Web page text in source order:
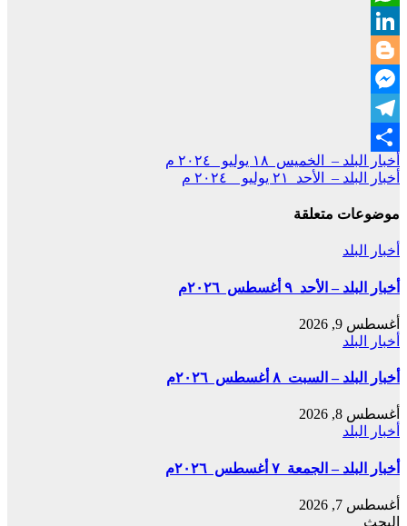
WhatsApp
LinkedIn
Blogger
Messenger
Telegram
Share
تصفّح
المقالات
أخبار البلد – الخميس ١٨ يوليو ٢٠٢٤ م
أخبار البلد – الأحد ٢١ يوليو ٢٠٢٤ م
موضوعات متعلقة
أخبار البلد
أخبار البلد – الأحد ٩ أغسطس ٢٠٢٦م
أغسطس 9, 2026
أخبار البلد
أخبار البلد – السبت ٨ أغسطس ٢٠٢٦م
أغسطس 8, 2026
أخبار البلد
أخبار البلد – الجمعة ٧ أغسطس ٢٠٢٦م
أغسطس 7, 2026
البحث